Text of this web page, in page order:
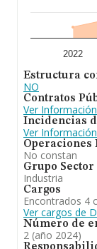
2022
Estructura
NO
Contratos
Ver Información
Incidencias
Ver Información
No constan
Grupo Sector
Industria
Cargos
Encontrados 4
Ver cargos de
Número de
2 (año 2024)